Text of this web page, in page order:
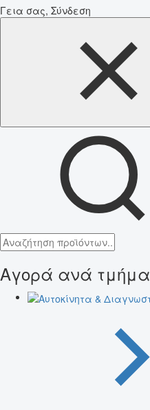
Γεια σας, Σύνδεση
Αγορά ανά τμήμα